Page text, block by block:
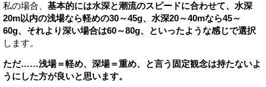
私の場合、 基本的には水深と潮流のスピードに合わせて、水深
20m以内の浅場なら軽めの30～45g、水深20～40mなら45～
60g、それより深い場合は60～80g、といったような感じで選択
します。
ただ……浅場＝軽め、深場＝重め、と言う固定観念は持たないよ
うにした方が良いと思います。